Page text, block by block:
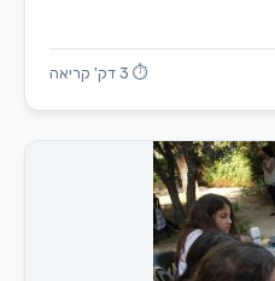
⏱ 3 דק' קריאה